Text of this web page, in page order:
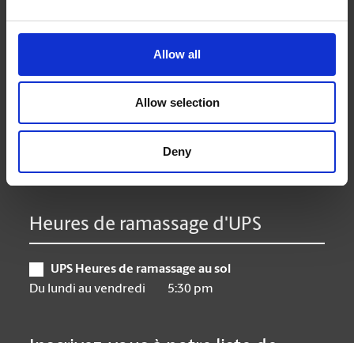
Allow all
Allow selection
Deny
9:00 am - 7:00 pm
9:00 am - 7:00 pm
Vendredi
9:00 am - 7:00 pm
10:00 am - 3:00 pm
Heures de ramassage d'UPS
UPS Heures de ramassage au sol
Du lundi au vendredi
5:30 pm